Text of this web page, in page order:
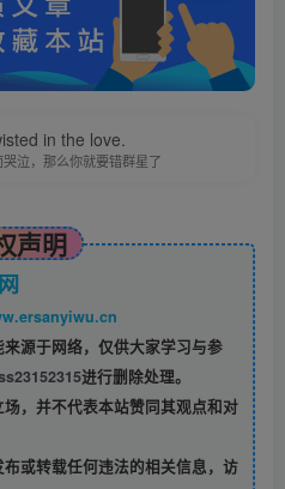
in the love.
泣，那么你就要错群星了
声明
源于网络，仅供大家学习与参
进行删除处理。
，并不代表本站赞同其观点和对
或转载任何违法的相关信息，访